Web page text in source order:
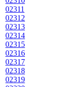
02311
02312
02313
02314
02315
02316
02317
02318
02319